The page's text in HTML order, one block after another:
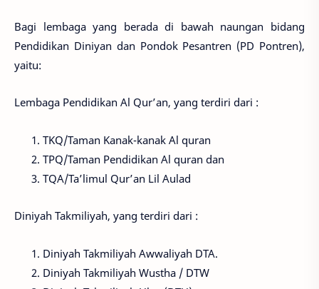
Bagi lembaga yang berada di bawah naungan bidang
Pendidikan Diniyan dan Pondok Pesantren (PD Pontren),
yaitu:
Lembaga Pendidikan Al Qur’an, yang terdiri dari :
TKQ/Taman Kanak-kanak Al quran
TPQ/Taman Pendidikan Al quran dan
TQA/Ta’limul Qur’an Lil Aulad
Diniyah Takmiliyah, yang terdiri dari :
Diniyah Takmiliyah Awwaliyah DTA.
Diniyah Takmiliyah Wustha / DTW